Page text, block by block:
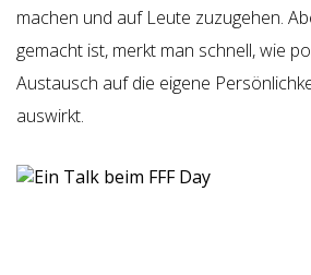
machen und auf Leute zuzugehen.
gemacht ist, merkt man schnell, wie
Austausch auf die eigene
auswirkt.